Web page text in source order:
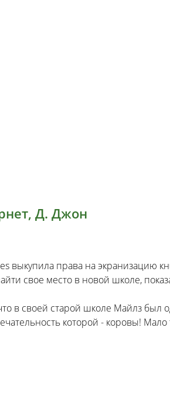
Д. Джон
выкупила права на экранизацию
свое место в новой школе,
в своей старой школе Майлз
которой - коровы!